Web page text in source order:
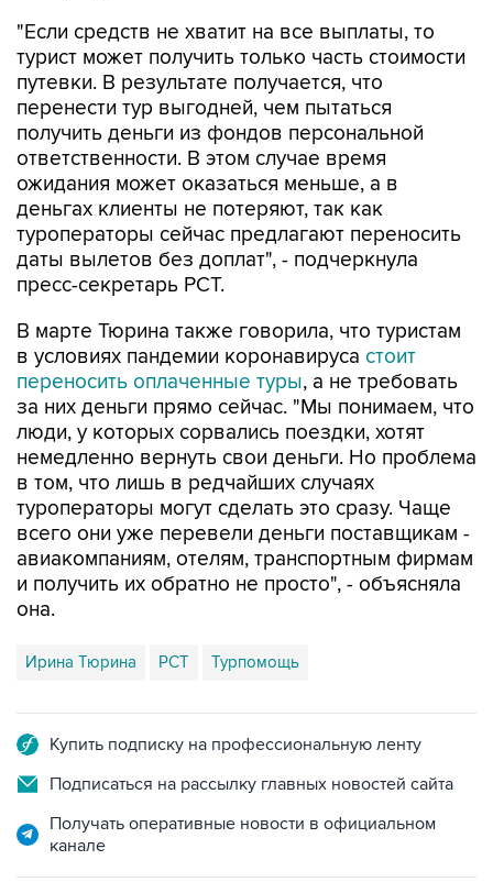
"Если средств не хватит на все выплаты, то
турист может получить только часть стоимости
путевки. В результате получается, что
перенести тур выгодней, чем пытаться
получить деньги из фондов персональной
ответственности. В этом случае время
ожидания может оказаться меньше, а в
деньгах клиенты не потеряют, так как
туроператоры сейчас предлагают переносить
даты вылетов без доплат", - подчеркнула
пресс-секретарь РСТ.
В марте Тюрина также говорила, что туристам
в условиях пандемии коронавируса стоит
переносить оплаченные туры, а не требовать
за них деньги прямо сейчас. "Мы понимаем, что
люди, у которых сорвались поездки, хотят
немедленно вернуть свои деньги. Но проблема
в том, что лишь в редчайших случаях
туроператоры могут сделать это сразу. Чаще
всего они уже перевели деньги поставщикам -
авиакомпаниям, отелям, транспортным фирмам
и получить их обратно не просто", - объясняла
она.
Ирина Тюрина РСТ Турпомощь
Купить подписку на профессиональную ленту
Подписаться на рассылку главных новостей сайта
Получать оперативные новости в официальном
канале